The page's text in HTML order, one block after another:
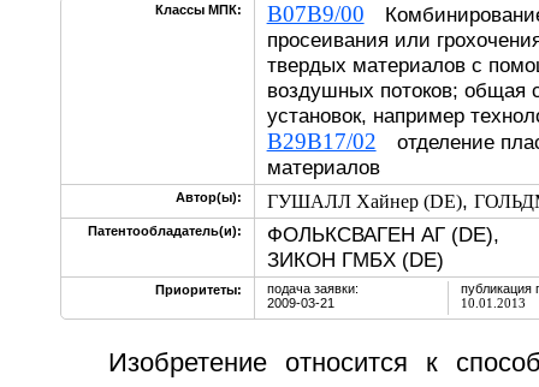
Классы МПК: B07B9/00
просеивания или
твердых материалов с
воздушных потоков; общая
установок, например
B29B17/02 отделение
материалов
Автор(ы): ГУШАЛЛ Хайнер (DE),
Патентообладатель(и):
ФОЛЬКСВАГЕН АГ (DE),
ЗИКОН ГМБХ (DE)
Приоритеты:
подача заявки:
2009-03-21
публикация
10.01.2013
Изобретение относится к